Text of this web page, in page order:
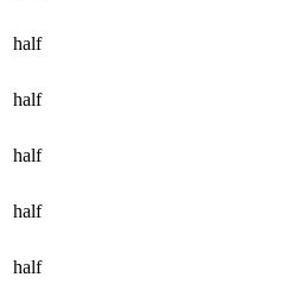
half
half
half
half
half